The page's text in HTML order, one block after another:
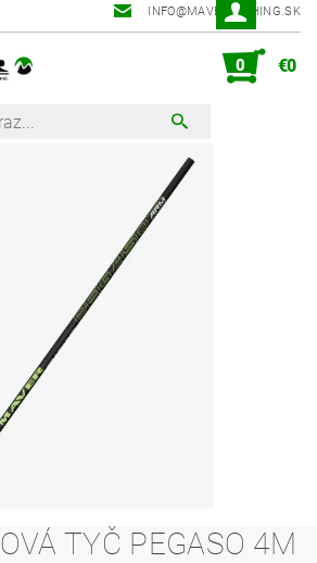
INFO@MAVER-FISHING.SK
0 €0
TYČ PEGASO 4M